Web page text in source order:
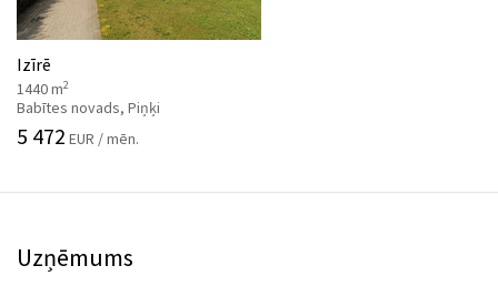
Izīrē
1440 m2
Babītes novads, Piņķi
5 472 EUR / mēn.
Uzņēmums